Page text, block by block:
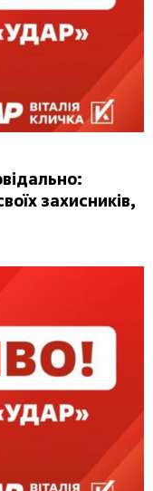
захисників,